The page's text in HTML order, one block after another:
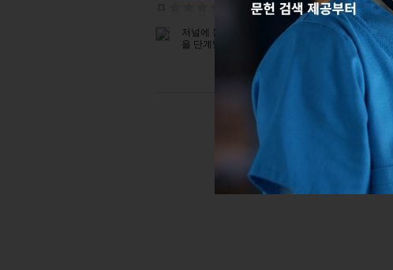
평점:0
저널에 논문을 투고하고 나면 어떤 과정을 거치는
을 단계별로 살펴봅니다.